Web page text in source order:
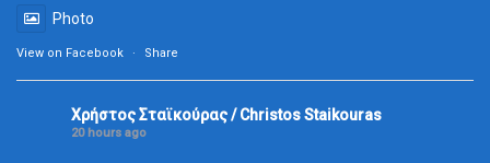
Photo
View on Facebook · Share
Χρήστος Σταϊκούρας / Christos Staikouras
20 hours ago